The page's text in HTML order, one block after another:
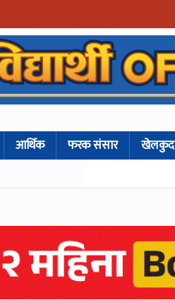
आर्थिक फरक संसार खेलकुद